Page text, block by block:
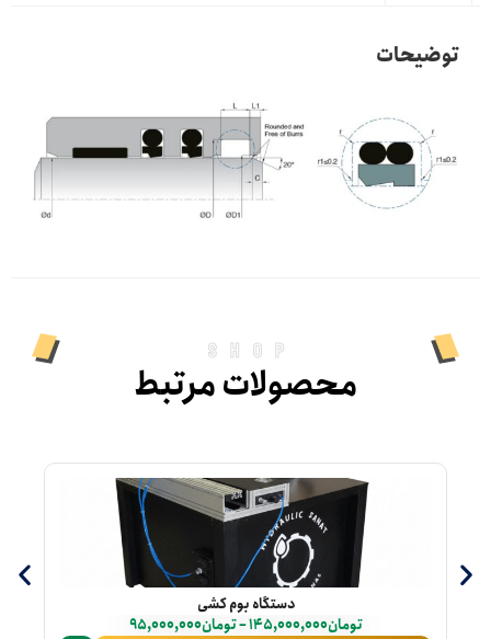
توضیحات
shop
محصولات مرتبط
دستگاه بوم کشی
تومان145,000,000
–تومان95,000,000